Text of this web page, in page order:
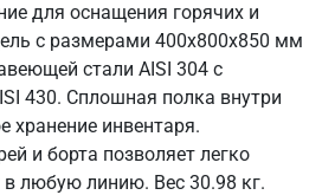
для оснащения горячих и
с размерами 400x800x850 мм
стали AISI 304 с
430. Сплошная полка внутри
хранение инвентаря.
и борта позволяет легко
в любую линию. Вес 30.98 кг.